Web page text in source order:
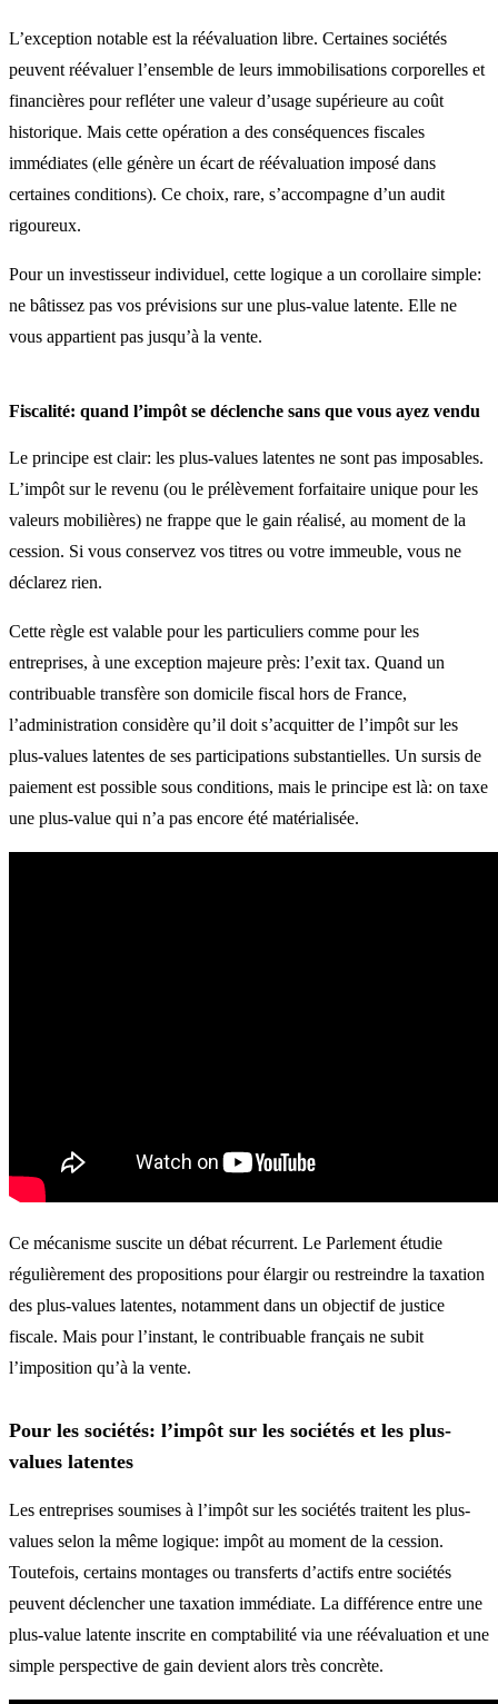
L’exception notable est la réévaluation libre. Certaines sociétés
peuvent réévaluer l’ensemble de leurs immobilisations corporelles et
financières pour refléter une valeur d’usage supérieure au coût
historique. Mais cette opération a des conséquences fiscales
immédiates (elle génère un écart de réévaluation imposé dans
certaines conditions). Ce choix, rare, s’accompagne d’un audit
rigoureux.
Pour un investisseur individuel, cette logique a un corollaire simple:
ne bâtissez pas vos prévisions sur une plus-value latente. Elle ne
vous appartient pas jusqu’à la vente.
Fiscalité: quand l’impôt se déclenche sans que vous ayez vendu
Le principe est clair: les plus-values latentes ne sont pas imposables.
L’impôt sur le revenu (ou le prélèvement forfaitaire unique pour les
valeurs mobilières) ne frappe que le gain réalisé, au moment de la
cession. Si vous conservez vos titres ou votre immeuble, vous ne
déclarez rien.
Cette règle est valable pour les particuliers comme pour les
entreprises, à une exception majeure près: l’exit tax. Quand un
contribuable transfère son domicile fiscal hors de France,
l’administration considère qu’il doit s’acquitter de l’impôt sur les
plus-values latentes de ses participations substantielles. Un sursis de
paiement est possible sous conditions, mais le principe est là: on taxe
une plus-value qui n’a pas encore été matérialisée.
Ce mécanisme suscite un débat récurrent. Le Parlement étudie
régulièrement des propositions pour élargir ou restreindre la taxation
des plus-values latentes, notamment dans un objectif de justice
fiscale. Mais pour l’instant, le contribuable français ne subit
l’imposition qu’à la vente.
Pour les sociétés: l’impôt sur les sociétés et les plus-
values latentes
Les entreprises soumises à l’impôt sur les sociétés traitent les plus-
values selon la même logique: impôt au moment de la cession.
Toutefois, certains montages ou transferts d’actifs entre sociétés
peuvent déclencher une taxation immédiate. La différence entre une
plus-value latente inscrite en comptabilité via une réévaluation et une
simple perspective de gain devient alors très concrète.